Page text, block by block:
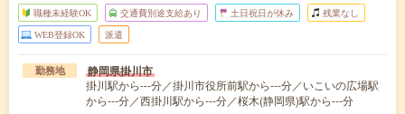
職種未経験OK 交通費別途支給あり 土日祝日が休み 残業なし
WEB登録OK 派遣
勤務地 静岡県掛川市
掛川駅から---分／掛川市役所前駅から---分／いこいの広場駅
から---分／西掛川駅から---分／桜木(静岡県)駅から---分